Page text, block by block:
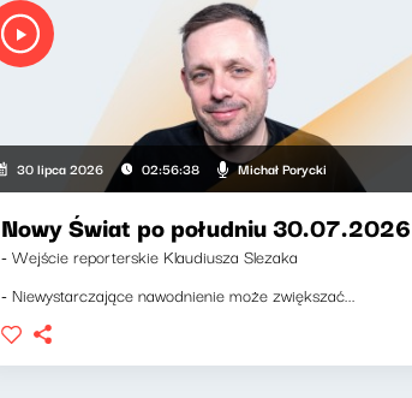
30 lipca 2026 02:56:38 Michał Porycki
Nowy Świat po południu 30.07.2026
- Wejście reporterskie Klaudiusza Slezaka
- Niewystarczające nawodnienie może zwiększać...